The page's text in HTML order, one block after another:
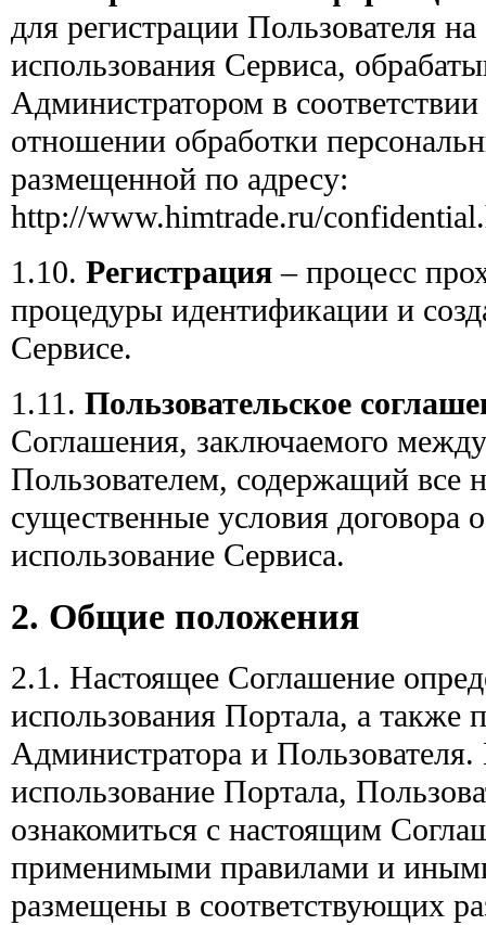
для регистрации Пользователя
использования Сервиса,
Администратором в
отношении обработки
размещенной по адресу:
http://www.himtrade.ru/
1.10. Регистрация – процесс
процедуры идентификации и
Сервисе.
1.11. Пользовательское
Соглашения, заключаемого
Пользователем, содержащий все
существенные условия договора
использование Сервиса.
2. Общие положения
2.1. Настоящее Соглашение
использования Портала, а также
Администратора и Пользователя.
использование Портала,
ознакомиться с настоящим
применимыми правилами и
размещены в соответствующих